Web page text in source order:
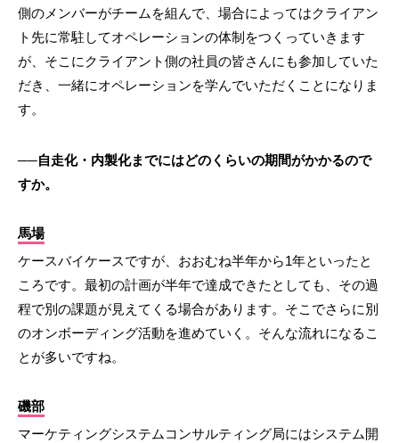
側のメンバーがチームを組んで、場合によってはクライアン
ト先に常駐してオペレーションの体制をつくっていきます
が、そこにクライアント側の社員の皆さんにも参加していた
だき、一緒にオペレーションを学んでいただくことになりま
す。
──自走化・内製化までにはどのくらいの期間がかかるので
すか。
馬場
ケースバイケースですが、おおむね半年から1年といったと
ころです。最初の計画が半年で達成できたとしても、その過
程で別の課題が見えてくる場合があります。そこでさらに別
のオンボーディング活動を進めていく。そんな流れになるこ
とが多いですね。
磯部
マーケティングシステムコンサルティング局にはシステム開